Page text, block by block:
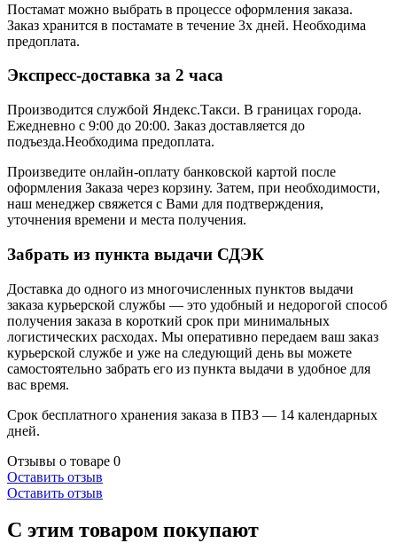
Постамат можно выбрать в процессе оформления заказа.
Заказ хранится в постамате в течение 3х дней. Необходима
предоплата.
Экспресс-доставка за 2 часa
Производится службой Яндекс.Такси. В границах города.
Ежедневно с 9:00 до 20:00. Заказ доставляется до
подъезда.Необходима предоплата.
Произведите онлайн-оплату банковской картой после
оформления Заказа через корзину. Затем, при необходимости,
наш менеджер свяжется с Вами для подтверждения,
уточнения времени и места получения.
Забрать из пункта выдачи СДЭК
Доставка до одного из многочисленных пунктов выдачи
заказа курьерской службы — это удобный и недорогой способ
получения заказа в короткий срок при минимальных
логистических расходах. Мы оперативно передаем ваш заказ
курьерской службе и уже на следующий день вы можете
самостоятельно забрать его из пункта выдачи в удобное для
вас время.
Срок бесплатного хранения заказа в ПВЗ — 14 календарных
дней.
Отзывы о товаре 0
Оставить отзыв
Оставить отзыв
С этим товаром покупают